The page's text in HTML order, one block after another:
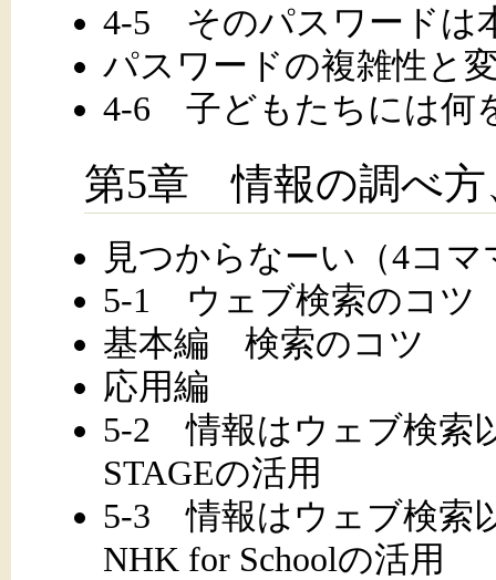
4-5 そのパスワードは
パスワードの複雑性と
4-6 子どもたちには何
第5章 情報の調べ方
見つからなーい（4コマ
5-1 ウェブ検索のコツ
基本編 検索のコツ
応用編
5-2 情報はウェブ検索
STAGEの活用
5-3 情報はウェブ検
NHK for Schoolの活用